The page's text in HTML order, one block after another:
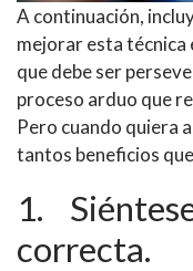
A continuación,
mejorar esta técnica
que debe ser
proceso arduo que
Pero cuando quiera
tantos beneficios
1.
correcta.